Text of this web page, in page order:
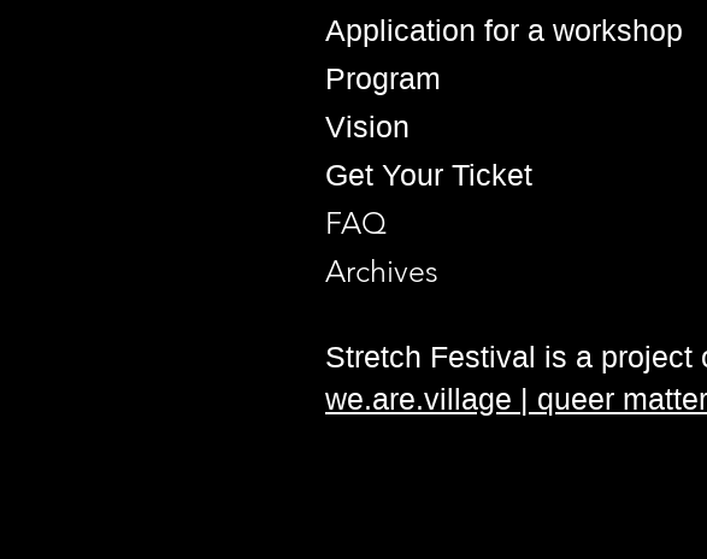
Application for a workshop
Program
Vision
Get Your Ticket
FAQ
Archives
Stretch Festival is a project
we.are.village | queer